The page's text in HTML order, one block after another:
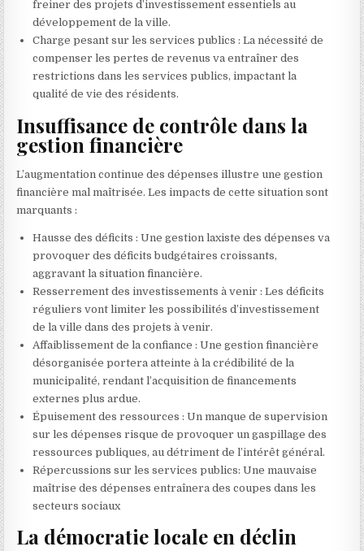
freiner des projets d’investissement essentiels au
développement de la ville.
Charge pesant sur les services publics : La nécessité de
compenser les pertes de revenus va entraîner des
restrictions dans les services publics, impactant la
qualité de vie des résidents.
Insuffisance de contrôle dans la
gestion financière
L’augmentation continue des dépenses illustre une gestion
financière mal maîtrisée. Les impacts de cette situation sont
marquants :
Hausse des déficits : Une gestion laxiste des dépenses va
provoquer des déficits budgétaires croissants,
aggravant la situation financière.
Resserrement des investissements à venir : Les déficits
réguliers vont limiter les possibilités d’investissement
de la ville dans des projets à venir.
Affaiblissement de la confiance : Une gestion financière
désorganisée portera atteinte à la crédibilité de la
municipalité, rendant l’acquisition de financements
externes plus ardue.
Épuisement des ressources : Un manque de supervision
sur les dépenses risque de provoquer un gaspillage des
ressources publiques, au détriment de l’intérêt général.
Répercussions sur les services publics: Une mauvaise
maîtrise des dépenses entraînera des coupes dans les
secteurs sociaux
La démocratie locale en déclin